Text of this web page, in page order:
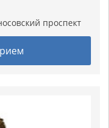
проспект